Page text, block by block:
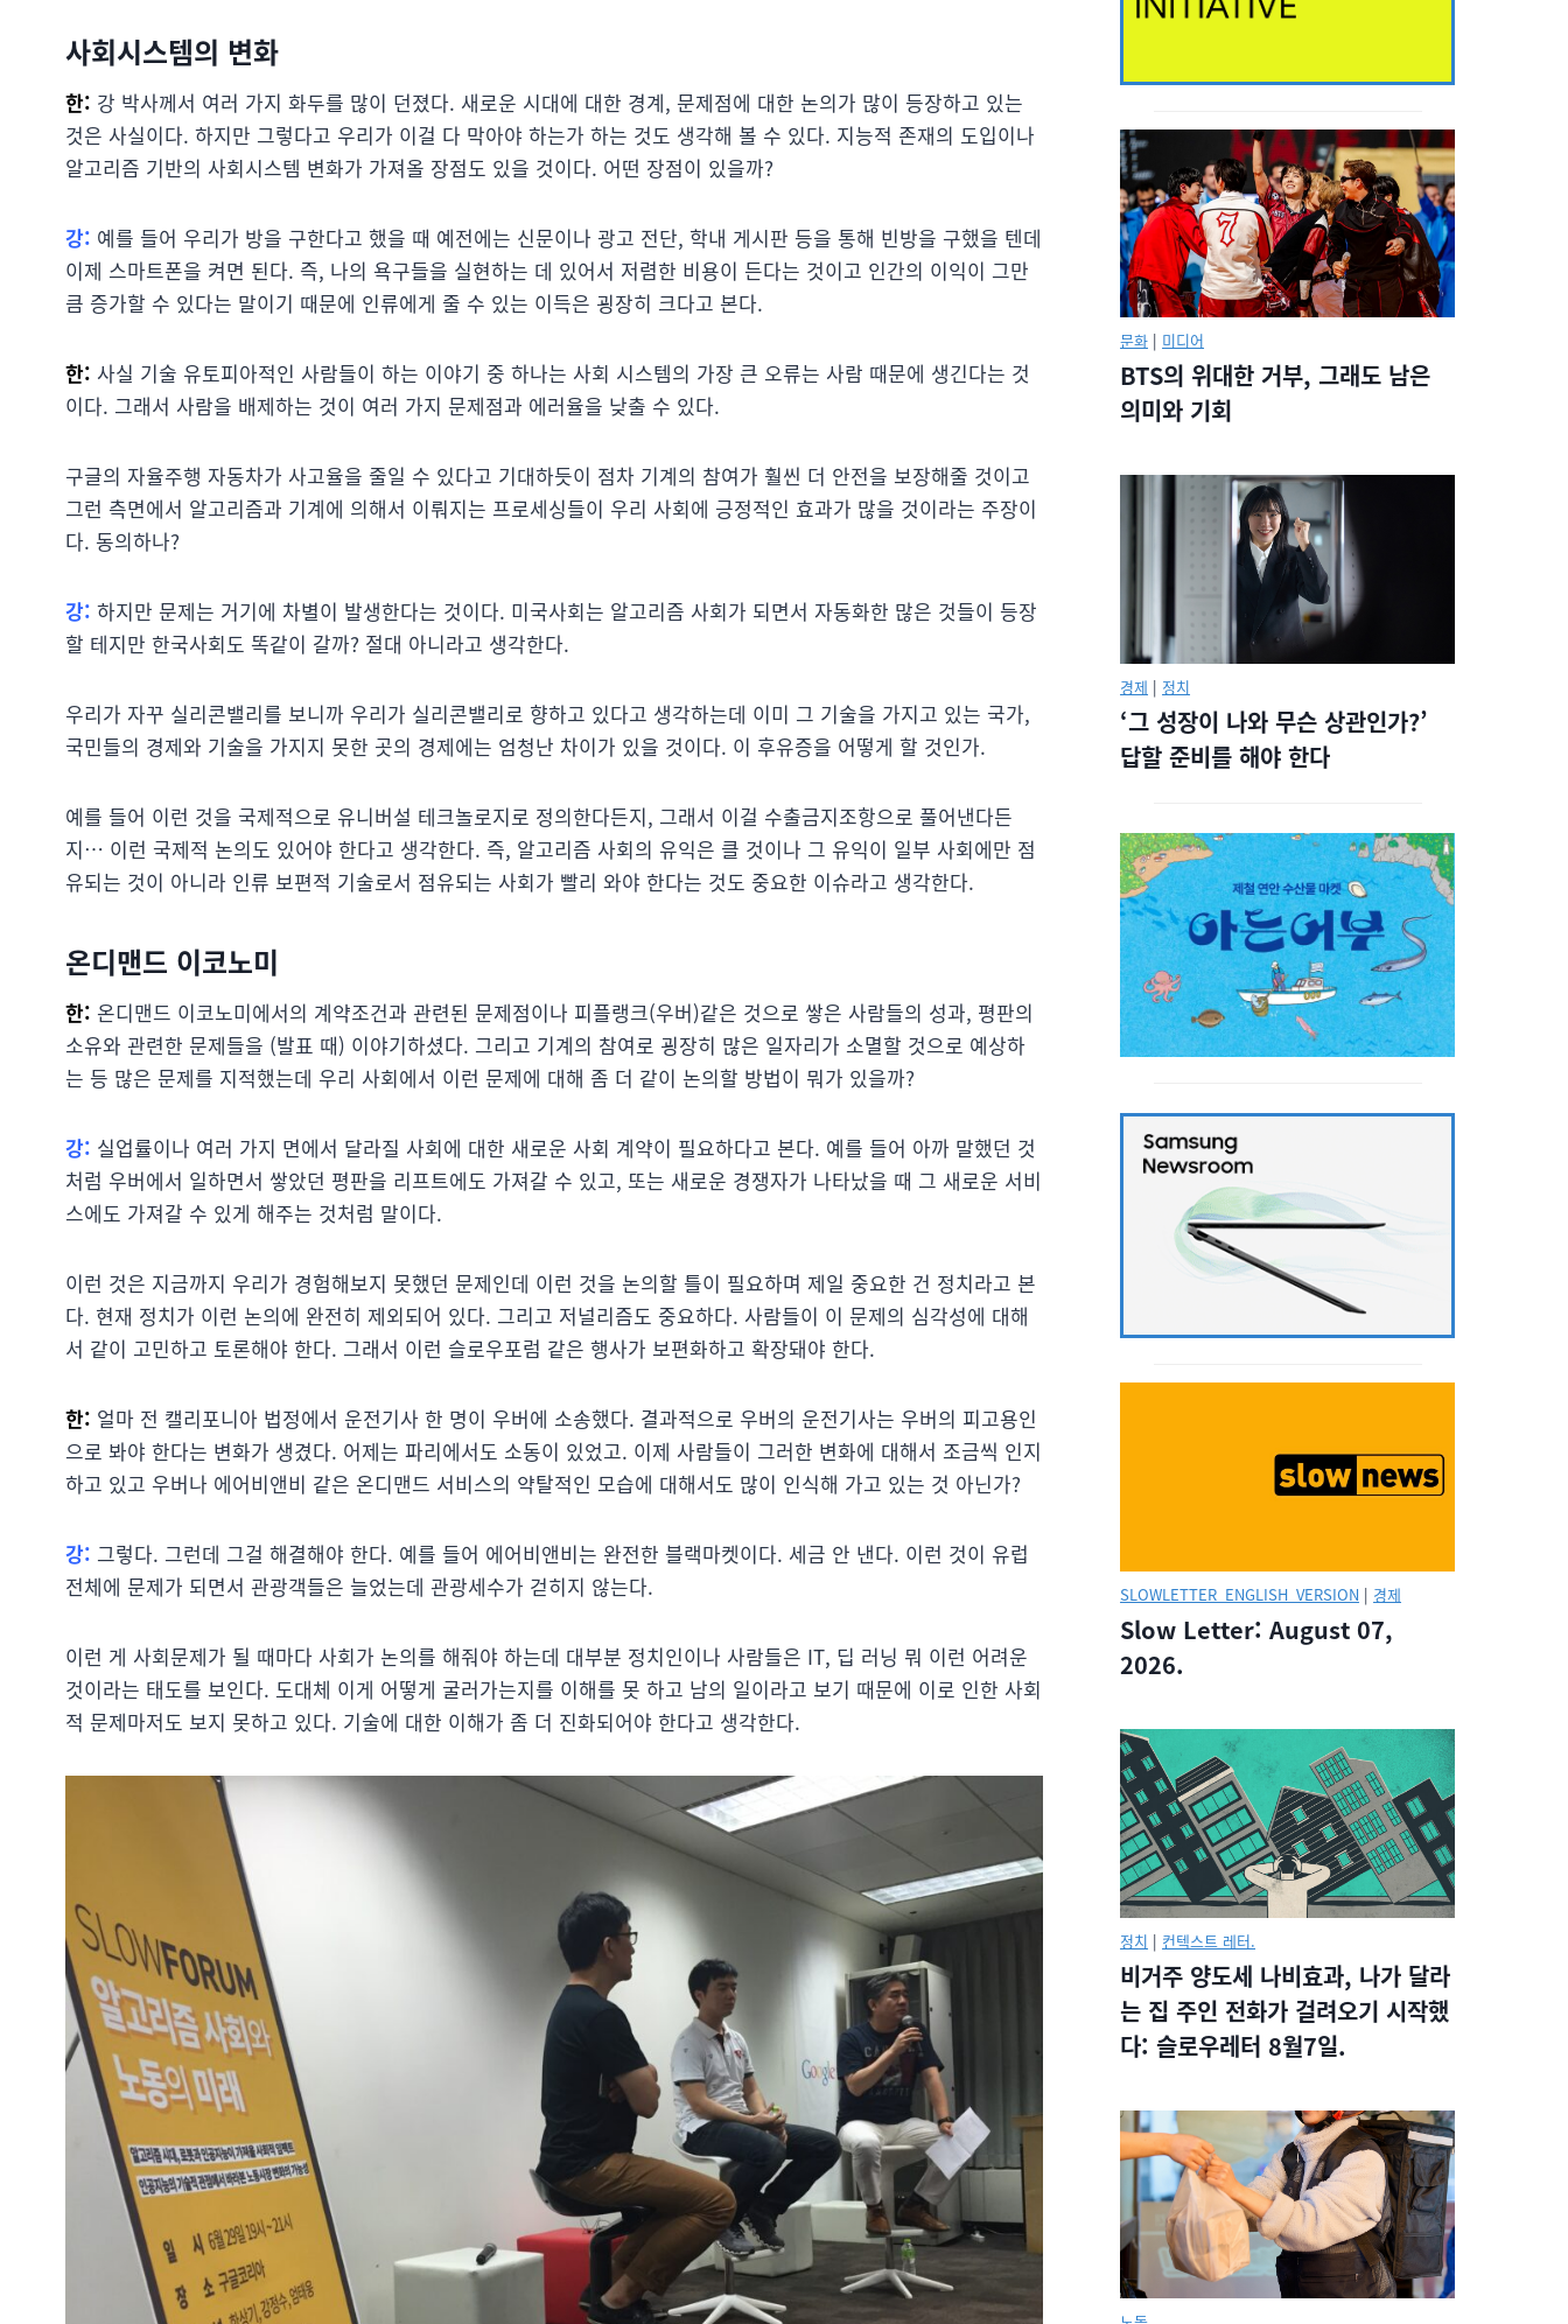
사회시스템의 변화
한: 강 박사께서 여러 가지 화두를 많이 던졌다. 새로운 시대에 대한 경계, 문제점에 대한 논의가 많이 등장하고 있는
것은 사실이다. 하지만 그렇다고 우리가 이걸 다 막아야 하는가 하는 것도 생각해 볼 수 있다. 지능적 존재의 도입이나
알고리즘 기반의 사회시스템 변화가 가져올 장점도 있을 것이다. 어떤 장점이 있을까?
강: 예를 들어 우리가 방을 구한다고 했을 때 예전에는 신문이나 광고 전단, 학내 게시판 등을 통해 빈방을 구했을 텐데
이제 스마트폰을 켜면 된다. 즉, 나의 욕구들을 실현하는 데 있어서 저렴한 비용이 든다는 것이고 인간의 이익이 그만
큼 증가할 수 있다는 말이기 때문에 인류에게 줄 수 있는 이득은 굉장히 크다고 본다.
한: 사실 기술 유토피아적인 사람들이 하는 이야기 중 하나는 사회 시스템의 가장 큰 오류는 사람 때문에 생긴다는 것
이다. 그래서 사람을 배제하는 것이 여러 가지 문제점과 에러율을 낮출 수 있다.
구글의 자율주행 자동차가 사고율을 줄일 수 있다고 기대하듯이 점차 기계의 참여가 훨씬 더 안전을 보장해줄 것이고
그런 측면에서 알고리즘과 기계에 의해서 이뤄지는 프로세싱들이 우리 사회에 긍정적인 효과가 많을 것이라는 주장이
다. 동의하나?
강: 하지만 문제는 거기에 차별이 발생한다는 것이다. 미국사회는 알고리즘 사회가 되면서 자동화한 많은 것들이 등장
할 테지만 한국사회도 똑같이 갈까? 절대 아니라고 생각한다.
우리가 자꾸 실리콘밸리를 보니까 우리가 실리콘밸리로 향하고 있다고 생각하는데 이미 그 기술을 가지고 있는 국가,
국민들의 경제와 기술을 가지지 못한 곳의 경제에는 엄청난 차이가 있을 것이다. 이 후유증을 어떻게 할 것인가.
예를 들어 이런 것을 국제적으로 유니버설 테크놀로지로 정의한다든지, 그래서 이걸 수출금지조항으로 풀어낸다든
지… 이런 국제적 논의도 있어야 한다고 생각한다. 즉, 알고리즘 사회의 유익은 클 것이나 그 유익이 일부 사회에만 점
유되는 것이 아니라 인류 보편적 기술로서 점유되는 사회가 빨리 와야 한다는 것도 중요한 이슈라고 생각한다.
온디맨드 이코노미
한: 온디맨드 이코노미에서의 계약조건과 관련된 문제점이나 피플랭크(우버)같은 것으로 쌓은 사람들의 성과, 평판의
소유와 관련한 문제들을 (발표 때) 이야기하셨다. 그리고 기계의 참여로 굉장히 많은 일자리가 소멸할 것으로 예상하
는 등 많은 문제를 지적했는데 우리 사회에서 이런 문제에 대해 좀 더 같이 논의할 방법이 뭐가 있을까?
강: 실업률이나 여러 가지 면에서 달라질 사회에 대한 새로운 사회 계약이 필요하다고 본다. 예를 들어 아까 말했던 것
처럼 우버에서 일하면서 쌓았던 평판을 리프트에도 가져갈 수 있고, 또는 새로운 경쟁자가 나타났을 때 그 새로운 서비
스에도 가져갈 수 있게 해주는 것처럼 말이다.
이런 것은 지금까지 우리가 경험해보지 못했던 문제인데 이런 것을 논의할 틀이 필요하며 제일 중요한 건 정치라고 본
다. 현재 정치가 이런 논의에 완전히 제외되어 있다. 그리고 저널리즘도 중요하다. 사람들이 이 문제의 심각성에 대해
서 같이 고민하고 토론해야 한다. 그래서 이런 슬로우포럼 같은 행사가 보편화하고 확장돼야 한다.
한: 얼마 전 캘리포니아 법정에서 운전기사 한 명이 우버에 소송했다. 결과적으로 우버의 운전기사는 우버의 피고용인
으로 봐야 한다는 변화가 생겼다. 어제는 파리에서도 소동이 있었고. 이제 사람들이 그러한 변화에 대해서 조금씩 인지
하고 있고 우버나 에어비앤비 같은 온디맨드 서비스의 약탈적인 모습에 대해서도 많이 인식해 가고 있는 것 아닌가?
강: 그렇다. 그런데 그걸 해결해야 한다. 예를 들어 에어비앤비는 완전한 블랙마켓이다. 세금 안 낸다. 이런 것이 유럽
전체에 문제가 되면서 관광객들은 늘었는데 관광세수가 걷히지 않는다.
이런 게 사회문제가 될 때마다 사회가 논의를 해줘야 하는데 대부분 정치인이나 사람들은 IT, 딥 러닝 뭐 이런 어려운
것이라는 태도를 보인다. 도대체 이게 어떻게 굴러가는지를 이해를 못 하고 남의 일이라고 보기 때문에 이로 인한 사회
적 문제마저도 보지 못하고 있다. 기술에 대한 이해가 좀 더 진화되어야 한다고 생각한다.
문화 | 미디어
BTS의 위대한 거부, 그래도 남은
의미와 기회
경제 | 정치
‘그 성장이 나와 무슨 상관인가?’
답할 준비를 해야 한다
SLOWLETTER_ENGLISH_VERSION | 경제
Slow Letter: August 07,
2026.
정치 | 컨텍스트 레터.
비거주 양도세 나비효과, 나가 달라
는 집 주인 전화가 걸려오기 시작했
다: 슬로우레터 8월7일.